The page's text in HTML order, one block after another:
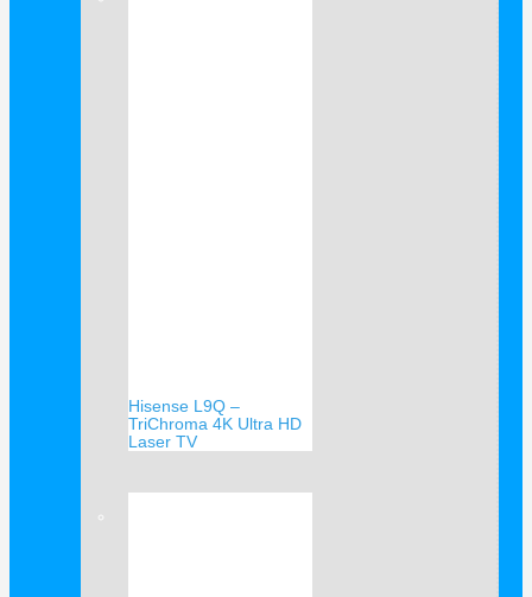
Hisense L9Q –
TriChroma 4K Ultra HD
Laser TV